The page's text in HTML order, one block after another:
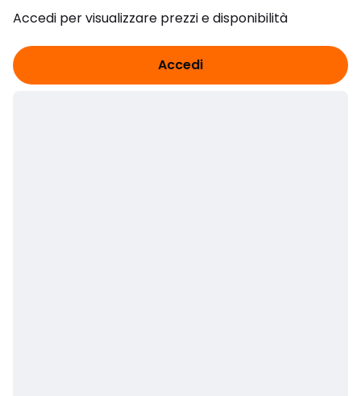
Accedi per visualizzare prezzi e disponibilità
Accedi